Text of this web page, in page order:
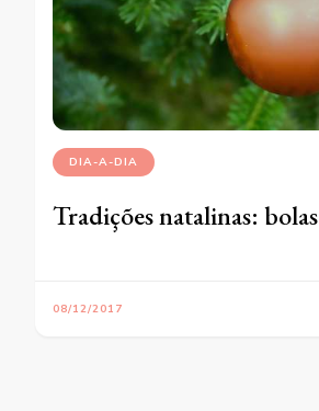
DIA-A-DIA
Tradições natalinas: bolas
08/12/2017